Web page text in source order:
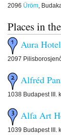
2096 Üröm,
Places in
Aura Hotel
2097
Alfréd
1038 Budapest III.
Alfa Art
1039 Budapest III.